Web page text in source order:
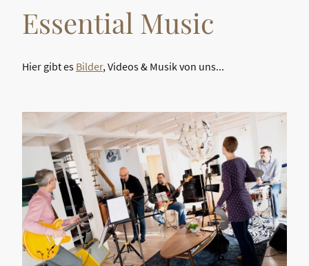
Essential Music
Hier gibt es Bilder, Videos & Musik von uns...